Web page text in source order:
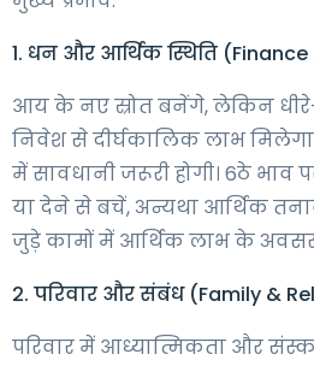
1. धन और आर्थिक स्थिति
आय के नए स्रोत बनेंगे, लेकिन धीरे-
निवेश से दीर्घकालिक लाभ
में सावधानी जरूरी होगी। 6ठे भाव
या देने से बचें, अन्यथा आर्थिक
जुड़े कामों में आर्थिक लाभ के
2. परिवार और संबंध (Family &
परिवार में आध्यात्मिकता और